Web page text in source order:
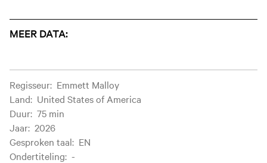
MEER DATA:
Filminformatie
Regisseur: Emmett Malloy
Land: United States of America
Duur: 75 min
Jaar: 2026
Gesproken taal: EN
Ondertiteling: -